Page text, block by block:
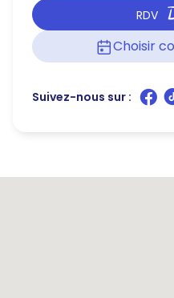
RDV
Choisir
Suivez-nous sur :